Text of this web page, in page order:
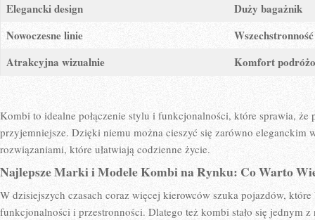
Elegancki ⁤design
Duży bagażnik
Nowoczesne linie
Wszechstronność
Atrakcyjna wizualnie
Komfort
Kombi⁣ to idealne połączenie stylu i ⁤funkcjonalności, które sprawia,⁣ że
przyjemniejsze.⁤ Dzięki niemu można ‌cieszyć​ się zarówno eleganckim
rozwiązaniami, które ułatwiają codzienne życie.
Najlepsze​ Marki i ​Modele Kombi na Rynku: Co ⁤Warto
W‍ dzisiejszych czasach⁤ coraz więcej kierowców​ szuka pojazdów,⁤ które
funkcjonalności i przestronności. Dlatego też ⁣kombi​ stało⁤ się jednym